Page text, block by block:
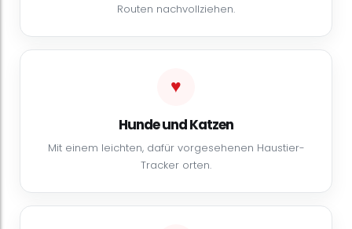
Routen nachvollziehen.
♥️
Hunde und Katzen
Mit einem leichten, dafür vorgesehenen Haustier-
Tracker orten.